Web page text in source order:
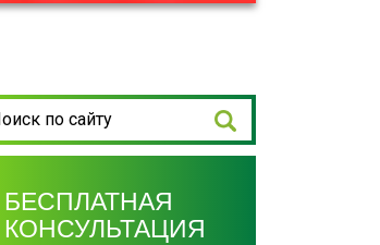
БЕСПЛАТНАЯ
КОНСУЛЬТАЦИЯ